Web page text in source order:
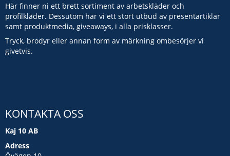
Här finner ni ett brett sortiment av arbetskläder och
profilkläder. Dessutom har vi ett stort utbud av presentartiklar
samt produktmedia, giveaways, i alla prisklasser.
Tryck, brodyr eller annan form av märkning ombesörjer vi
givetvis.
KONTAKTA OSS
Kaj 10 AB
Adress